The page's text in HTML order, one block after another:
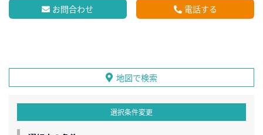
お問合わせ 電話する
地図で検索
選択条件変更